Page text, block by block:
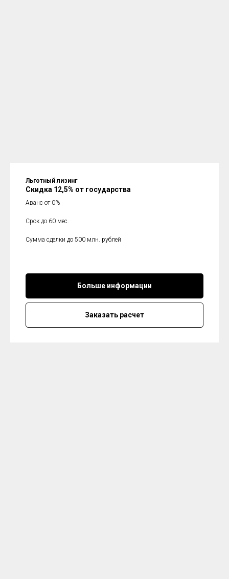
Льготный лизинг
Скидка 12,5% от государства
Аванс от 0%
Срок до 60 мес.
Сумма сделки до 500 млн. рублей
Больше информации
Заказать расчет